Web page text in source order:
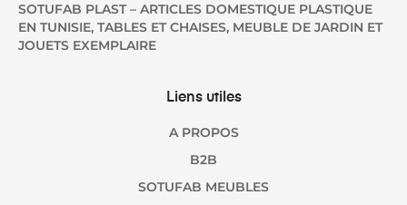
SOTUFAB PLAST – ARTICLES DOMESTIQUE PLASTIQUE
EN TUNISIE, TABLES ET CHAISES, MEUBLE DE JARDIN ET
JOUETS EXEMPLAIRE
Liens utiles
A PROPOS
B2B
SOTUFAB MEUBLES